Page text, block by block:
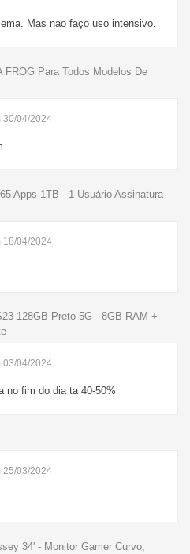
Mas nao faço uso intensivo.
FROG Para Todos Modelos De
30/04/2024
Apps 1TB - 1 Usuário Assinatura
18/04/2024
128GB Preto 5G - 8GB RAM +
03/04/2024
no fim do dia ta 40-50%
25/03/2024
34' - Monitor Gamer Curvo,